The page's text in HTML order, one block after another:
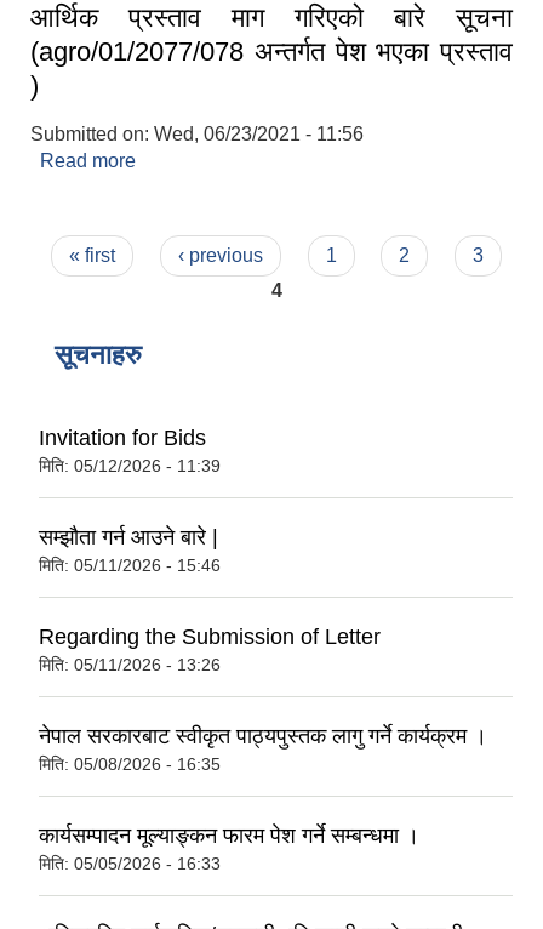
आर्थिक प्रस्ताव माग गरिएको बारे सूचना
(agro/01/2077/078 अन्तर्गत पेश भएका प्रस्ताव
)
Submitted on: Wed, 06/23/2021 - 11:56
Read more
Pages
« first ‹ previous 1 2
3
4
सूचनाहरु
Invitation for Bids
मिति: 05/12/2026 - 11:39
सम्झौता गर्न आउने बारे |
मिति: 05/11/2026 - 15:46
Regarding the Submission of Letter
मिति: 05/11/2026 - 13:26
नेपाल सरकारबाट स्वीकृत पाठ्यपुस्तक लागु गर्ने कार्यक्रम ।
मिति: 05/08/2026 - 16:35
कार्यसम्पादन मूल्याङ्कन फारम पेश गर्ने सम्बन्धमा ।
मिति: 05/05/2026 - 16:33